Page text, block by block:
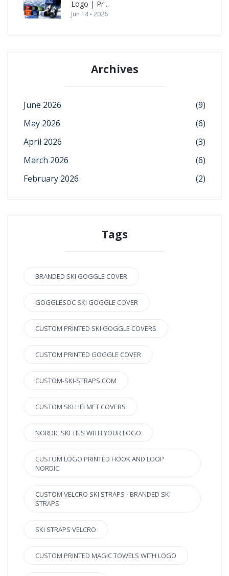
Logo | Pr ..
Jun 14 - 2026
Archives
June 2026
(9)
May 2026
(6)
April 2026
(3)
March 2026
(6)
February 2026
(2)
Tags
BRANDED SKI GOGGLE COVER
GOGGLESOC SKI GOGGLE COVER
CUSTOM PRINTED SKI GOGGLE COVERS
CUSTOM PRINTED GOGGLE COVER
CUSTOM-SKI-STRAPS.COM
CUSTOM SKI HELMET COVERS
NORDIC SKI TIES WITH YOUR LOGO
CUSTOM LOGO PRINTED HOOK AND LOOP
NORDIC
CUSTOM VELCRO SKI STRAPS - BRANDED SKI
STRAPS
SKI STRAPS VELCRO
CUSTOM PRINTED MAGIC TOWELS WITH LOGO